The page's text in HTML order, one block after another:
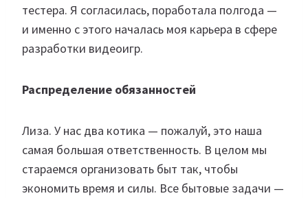
тестера. Я согласилась, поработала полгода —
и именно с этого началась моя карьера в сфере
разработки видеоигр.
Распределение обязанностей
Лиза. У нас два котика — пожалуй, это наша
самая большая ответственность. В целом мы
стараемся организовать быт так, чтобы
экономить время и силы. Все бытовые задачи —